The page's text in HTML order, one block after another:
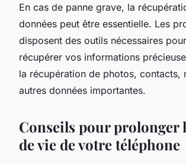
En cas de panne grave, la
données peut être essentielle. Les
disposent des outils nécessaires
récupérer vos informations
la récupération de photos, contacts,
autres données importantes.
Conseils pour prolonger
de vie de votre téléphone